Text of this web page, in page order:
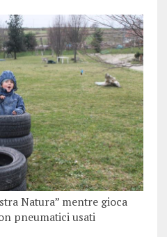
Natura” mentre gioca
pneumatici usati